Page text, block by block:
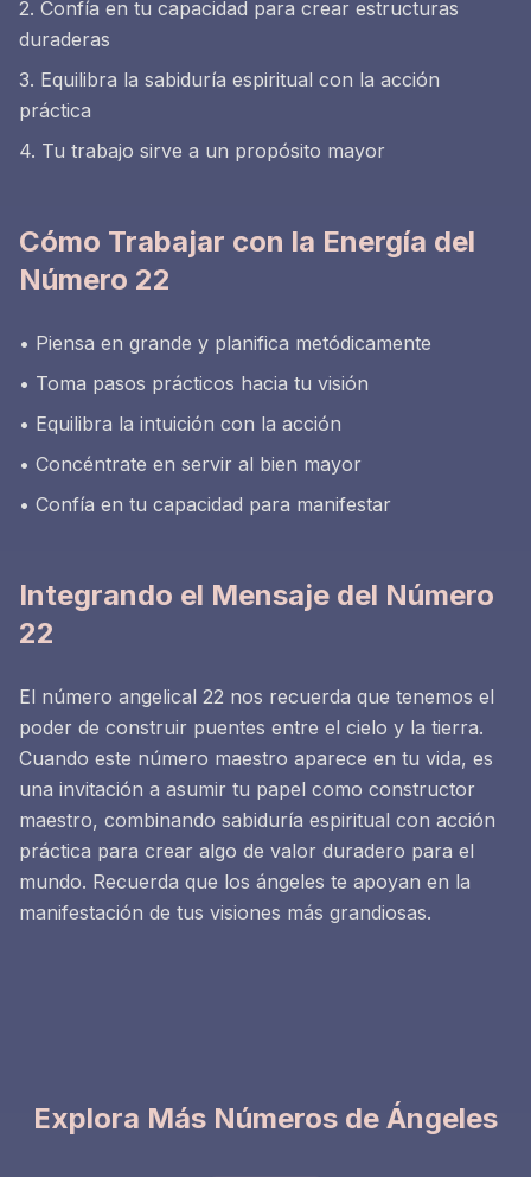
2. Confía en tu capacidad para crear estructuras
duraderas
3. Equilibra la sabiduría espiritual con la acción
práctica
4. Tu trabajo sirve a un propósito mayor
Cómo Trabajar con la Energía del
Número 22
• Piensa en grande y planifica metódicamente
• Toma pasos prácticos hacia tu visión
• Equilibra la intuición con la acción
• Concéntrate en servir al bien mayor
• Confía en tu capacidad para manifestar
Integrando el Mensaje del Número
22
El número angelical 22 nos recuerda que tenemos el
poder de construir puentes entre el cielo y la tierra.
Cuando este número maestro aparece en tu vida, es
una invitación a asumir tu papel como constructor
maestro, combinando sabiduría espiritual con acción
práctica para crear algo de valor duradero para el
mundo. Recuerda que los ángeles te apoyan en la
manifestación de tus visiones más grandiosas.
Explora Más Números de Ángeles